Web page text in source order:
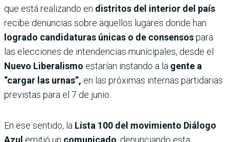
que está realizando en distritos del interior del país
recibe denuncias sobre aquellos lugares donde han
logrado candidaturas únicas o de consensospara
las elecciones de intendencias municipales, desde el
Nuevo Liberalismo estarían instando a la gente a
“cargar las urnas”, en las próximas internas partidarias
previstas para el 7 de junio.
En ese sentido, la Lista 100 del movimiento Diálogo
Azul emitió un comunicado, denunciando esta